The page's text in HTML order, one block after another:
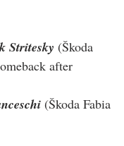
Stritesky (Škoda
after
(Škoda Fabia